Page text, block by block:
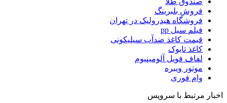
فروش بلبرینگ
فروشگاه هیدرولیک در تهران
فیلم سیل pp
قیمت کاغذ ضدآب سیلیکونی
کاغذ تایوک
لفاف فویل آلومینیوم
موتور ویبره
وام فوری
اخبار مرتبط با سرویس